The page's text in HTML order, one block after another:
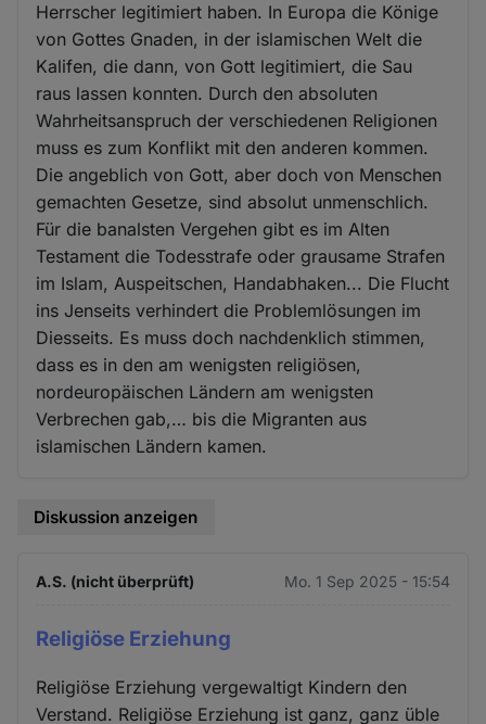
Herrscher legitimiert haben. In Europa die Könige
von Gottes Gnaden, in der islamischen Welt die
Kalifen, die dann, von Gott legitimiert, die Sau
raus lassen konnten. Durch den absoluten
Wahrheitsanspruch der verschiedenen Religionen
muss es zum Konflikt mit den anderen kommen.
Die angeblich von Gott, aber doch von Menschen
gemachten Gesetze, sind absolut unmenschlich.
Für die banalsten Vergehen gibt es im Alten
Testament die Todesstrafe oder grausame Strafen
im Islam, Auspeitschen, Handabhaken... Die Flucht
ins Jenseits verhindert die Problemlösungen im
Diesseits. Es muss doch nachdenklich stimmen,
dass es in den am wenigsten religiösen,
nordeuropäischen Ländern am wenigsten
Verbrechen gab,… bis die Migranten aus
islamischen Ländern kamen.
Diskussion anzeigen
A.S. (nicht überprüft) Mo. 1 Sep 2025 - 15:54
Religiöse Erziehung
Religiöse Erziehung vergewaltigt Kindern den
Verstand. Religiöse Erziehung ist ganz, ganz üble